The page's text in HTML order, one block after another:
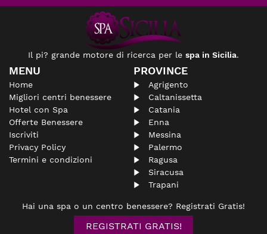
Il pi? grande motore di ricerca per le spa in Sicilia.
MENU
Home
Migliori centri benessere
Hotel con Spa
Offerte Benessere
Iscriviti
Privacy Policy
Termini e condizioni
PROVINCE
Agrigento
Caltanissetta
Catania
Enna
Messina
Palermo
Ragusa
Siracusa
Trapani
Hai una spa o un centro benessere? Registrati Gratis!
REGISTRATI GRATIS!